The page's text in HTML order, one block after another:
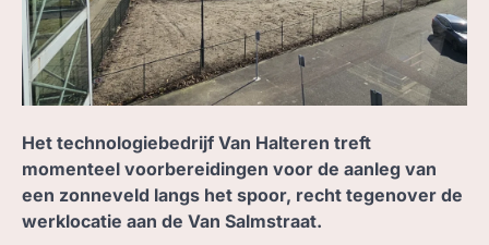
ZOEK, IN BC
Het technologiebedrijf Van Halteren treft
momenteel voorbereidingen voor de aanleg van
een zonneveld langs het spoor, recht tegenover de
werklocatie aan de Van Salmstraat.